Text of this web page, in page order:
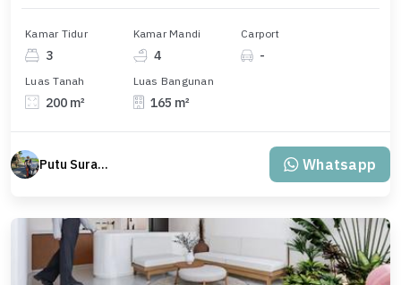
Kamar Tidur
3
Kamar Mandi
4
Carport
-
Luas Tanah
200 m²
Luas Bangunan
165 m²
Putu Suratama (wayanjaka) Whatsapp